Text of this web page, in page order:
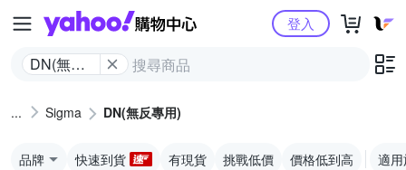
Yahoo購物中心
DN(無反
登入
Sigma DN(無反專用)
品牌 快速到貨 有現貨 挑戰低價 價格低到高 適